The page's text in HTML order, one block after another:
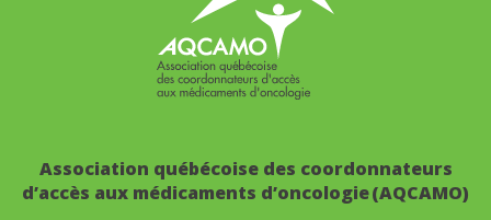
Association québécoise des coordonnateurs
d’accès aux médicaments d’oncologie (AQCAMO)